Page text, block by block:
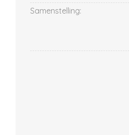
Samenstelling: